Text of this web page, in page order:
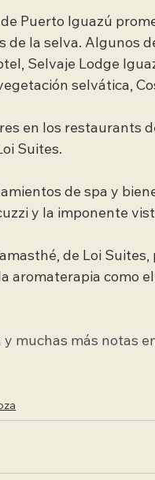
Puerto Iguazú
de la selva. Algunos
Selvaje Lodge
selvática,
en los restaurants
Suites.
de spa y
y la imponente
de Loi
aromaterapia como
muchas más notas